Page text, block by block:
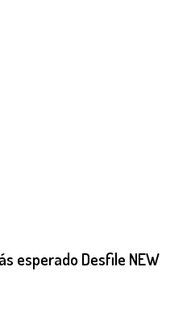
esperado Desfile NEW